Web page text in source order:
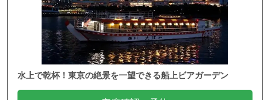
水上で乾杯！東京の絶景を一望できる船上ビアガーデン